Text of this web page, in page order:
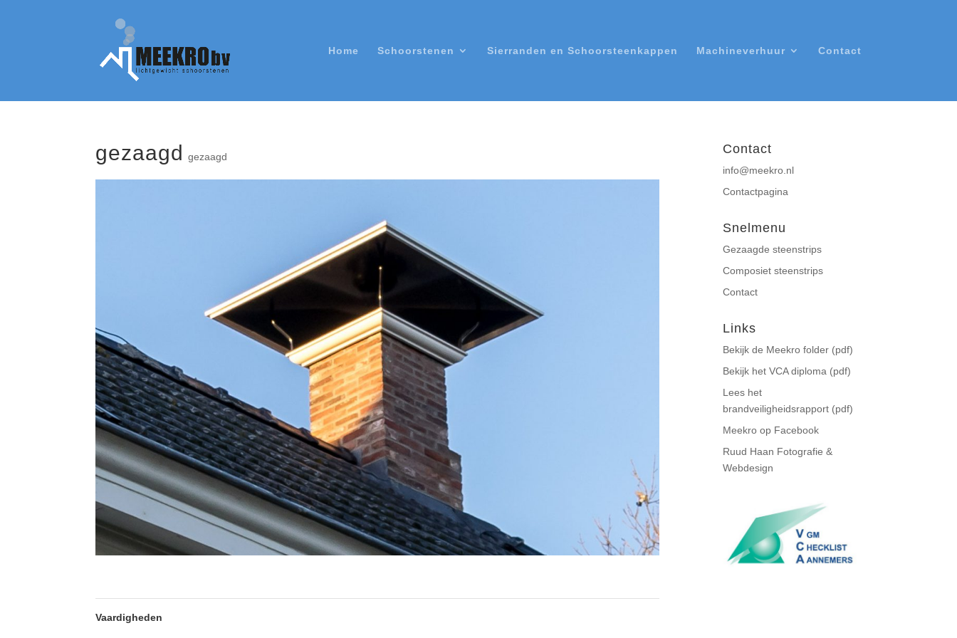
Home Schoorstenen Sierranden en Schoorsteenkappen Machineverhuur Contact
gezaagd gezaagd
Vaardigheden
Contact
info@meekro.nl
Contactpagina
Snelmenu
Gezaagde steenstrips
Composiet steenstrips
Contact
Links
Bekijk de Meekro folder (pdf)
Bekijk het VCA diploma (pdf)
Lees het
brandveiligheidsrapport (pdf)
Meekro op Facebook
Ruud Haan Fotografie &
Webdesign